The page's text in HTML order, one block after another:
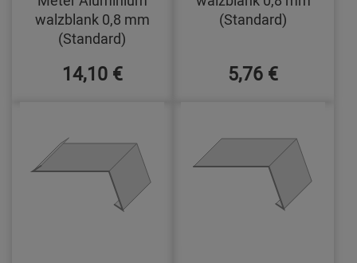
walzblank 0,8 mm
(Standard)
14,10 €
(Standard)
5,76 €